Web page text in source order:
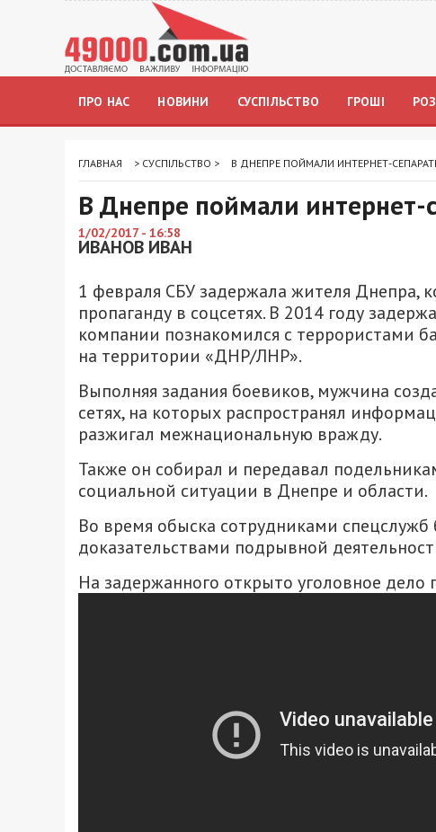
ПРО НАС НОВИНИ СУСПІЛЬСТВО ГРОШІ
ГЛАВНАЯ > СУСПІЛЬСТВО > В ДНЕПРЕ ПОЙМАЛИ ИНТЕРНЕТ-
В Днепре поймали интернет-
1/02/2017 - 16:58
ИВАНОВ ИВАН
1 февраля СБУ задержала жителя Днепра,
пропаганду в соцсетях. В 2014 году
компании познакомился с террористами
на территории «ДНР/ЛНР».
Выполняя задания боевиков, мужчина
сетях, на которых распространял
разжигал межнациональную вражду.
Также он собирал и передавал
социальной ситуации в Днепре и области.
Во время обыска сотрудниками
доказательствами подрывной
На задержанного открыто уголовное дело